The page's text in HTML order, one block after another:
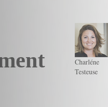
Charléne
Testeuse